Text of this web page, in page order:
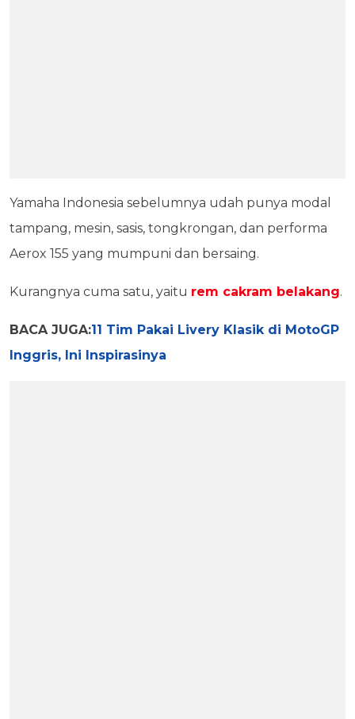
Yamaha Indonesia sebelumnya udah punya modal
tampang, mesin, sasis, tongkrongan, dan performa
Aerox 155 yang mumpuni dan bersaing.
Kurangnya cuma satu, yaitu rem cakram belakang.
BACA JUGA:11 Tim Pakai Livery Klasik di MotoGP
Inggris, Ini Inspirasinya